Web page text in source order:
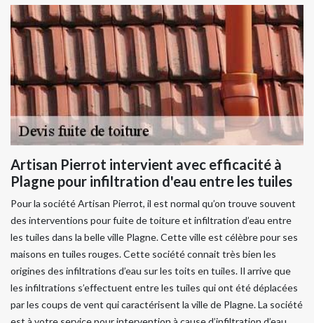
Artisan Pierrot intervient avec efficacité à
Plagne pour infiltration d'eau entre les tuiles
Pour la société Artisan Pierrot, il est normal qu’on trouve souvent
des interventions pour fuite de toiture et infiltration d’eau entre
les tuiles dans la belle ville Plagne. Cette ville est célèbre pour ses
maisons en tuiles rouges. Cette société connait très bien les
origines des infiltrations d’eau sur les toits en tuiles. Il arrive que
les infiltrations s’effectuent entre les tuiles qui ont été déplacées
par les coups de vent qui caractérisent la ville de Plagne. La société